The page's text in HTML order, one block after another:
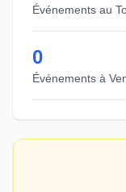
Événements au
0
Événements à